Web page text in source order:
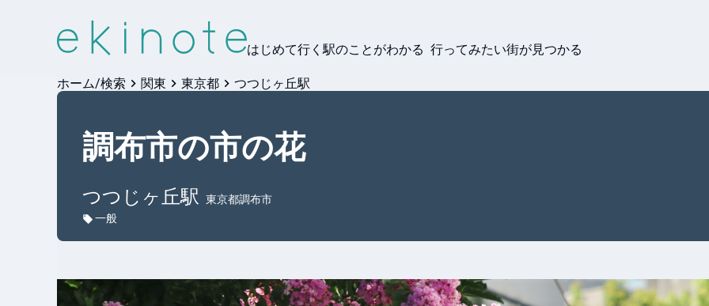
はじめて行く駅のことがわかる 行ってみたい街が見つかる
ホーム/検索 関東 東京都 つつじヶ丘駅
調布市の市の花
つつじヶ丘駅
東京都調布市
一般